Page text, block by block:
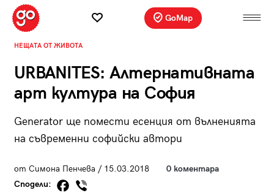
GoMap
НЕЩАТА ОТ ЖИВОТА
URBANITES: Алтернативната
арт култура на София
Generator ще помести есенция от вълненията
на съвременни софийски автори
от Симона Пенчева / 15.03.2018
0 коментара
Сподели: